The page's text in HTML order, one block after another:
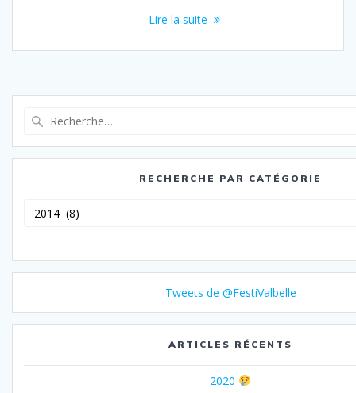
Lire la suite
:
RECHERCHE PAR CATÉGORIE
Tweets de @FestiValbelle
ARTICLES RÉCENTS
2020